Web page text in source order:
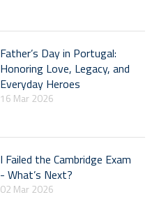
Father’s Day in Portugal:
Honoring Love, Legacy, and
Everyday Heroes
16 Mar 2026
I Failed the Cambridge Exam
- What’s Next?
02 Mar 2026